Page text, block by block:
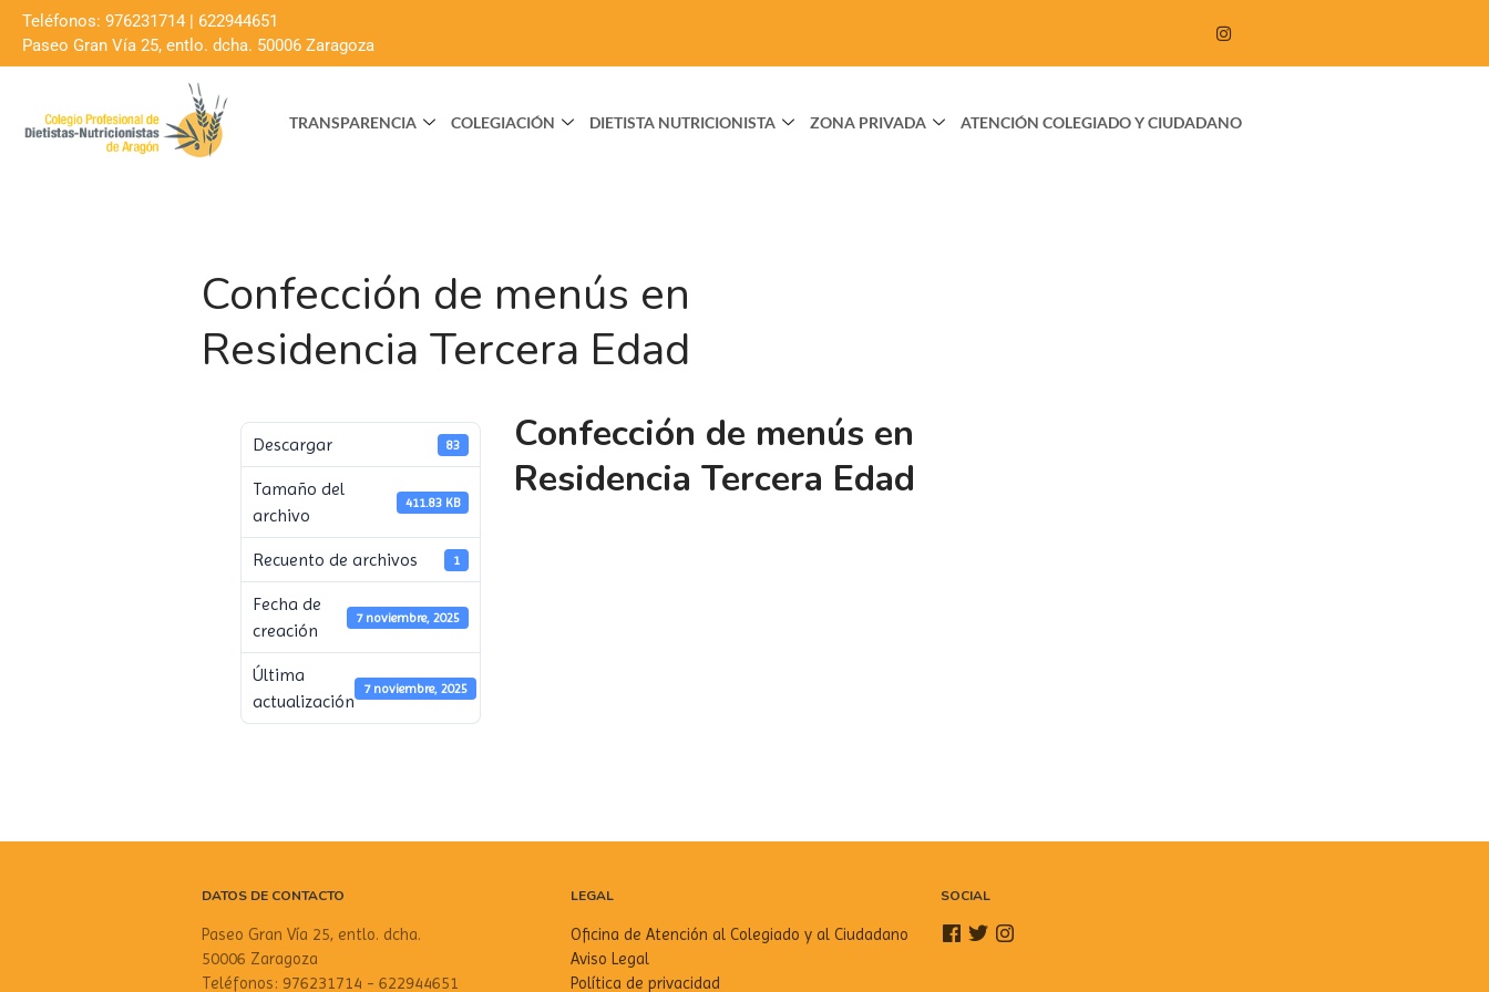
Teléfonos: 976231714 | 622944651
Paseo Gran Vía 25, entlo. dcha. 50006 Zaragoza
TRANSPARENCIA COLEGIACIÓN DIETISTA NUTRICIONISTA ZONA PRIVADA ATENCIÓN COLEGIADO Y CIUDADANO
Confección de menús en
Residencia Tercera Edad
Descargar 83
Tamaño del
archivo
411.83 KB
Recuento de archivos 1
Fecha de
creación
7 noviembre, 2025
Última
actualización
7 noviembre, 2025
Confección de menús en
Residencia Tercera Edad
DATOS DE CONTACTO
Paseo Gran Vía 25, entlo. dcha.
50006 Zaragoza
Teléfonos: 976231714 - 622944651
LEGAL
Oficina de Atención al Colegiado y al Ciudadano
Aviso Legal
Política de privacidad
SOCIAL